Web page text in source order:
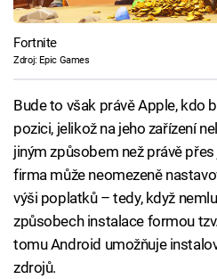
Fortnite
Zdroj: Epic Games
Bude to však právě Apple, kdo
pozici, jelikož na jeho zařízení
jiným způsobem než právě
firma může neomezeně
výši poplatků – tedy, když
způsobech instalace formou tzv.
tomu Android umožňuje
zdrojů.